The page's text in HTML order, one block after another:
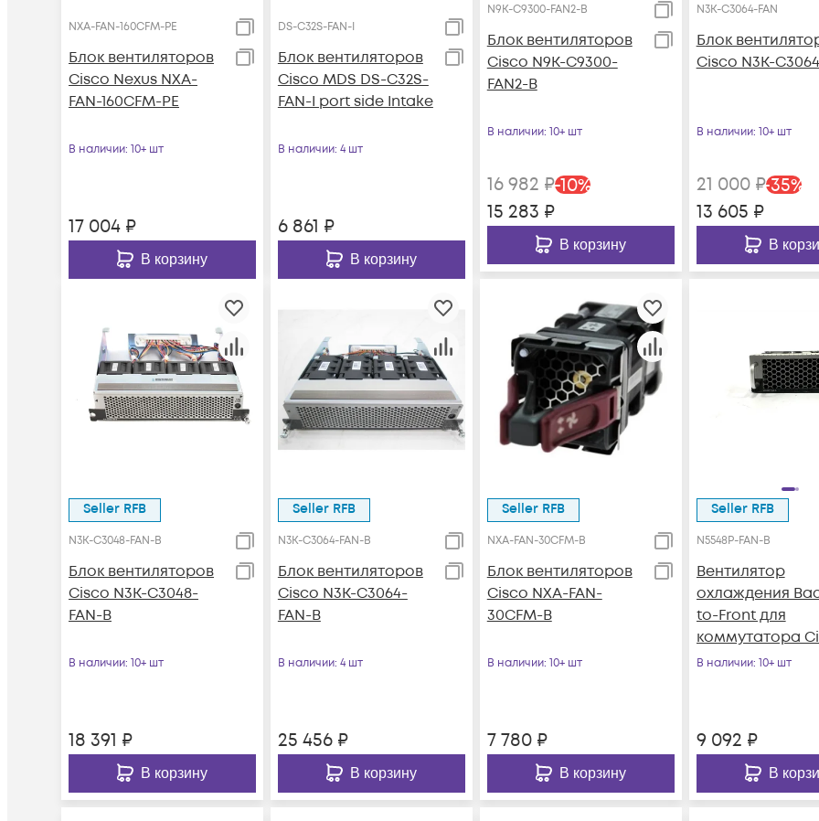
NXA-FAN-160CFM-PE
Блок вентиляторов
Cisco Nexus NXA-
FAN-160CFM-PE
В наличии: 10+ шт
17 004 ₽
В корзину
DS-C32S-FAN-I
Блок вентиляторов
Cisco MDS DS-C32S-
FAN-I port side Intake
В наличии: 4 шт
6 861 ₽
В корзину
N9K-C9300-FAN2-B
Блок вентиляторов
Cisco N9K-C9300-
FAN2-B
В наличии: 10+ шт
16 982 ₽-10%
15 283 ₽
В корзину
N3K-C3064-FAN
Блок
Cisco N3K-
В наличии: 10+ шт
21 000₽-35%
13 605 ₽
В
Seller RFB
N3K-C3048-FAN-B
Блок вентиляторов
Cisco N3K-C3048-
FAN-B
В наличии: 10+ шт
18 391 ₽
В корзину
Seller RFB
N3K-C3064-FAN-B
Блок вентиляторов
Cisco N3K-C3064-
FAN-B
В наличии: 4 шт
25 456₽
В корзину
Seller RFB
NXA-FAN-30CFM-B
Блок вентиляторов
Cisco NXA-FAN-
30CFM-B
В наличии: 10+ шт
7 780₽
В корзину
Seller RFB
N5548P-FAN-B
Вентилятор
охлаждения
to-Front для
коммутатора
Nexus 5548UP
В наличии: 10+ шт
9 092 ₽
В